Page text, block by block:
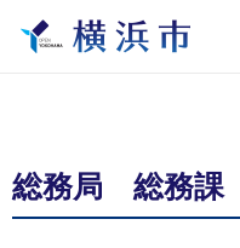
総務局 総務課